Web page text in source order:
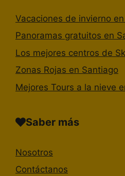
Vacaciones de invierno
Panoramas gratuitos en
Los mejores centros de
Zonas Rojas en Santiago
Mejores Tours a la nieve
Saber más
Nosotros
Contáctanos